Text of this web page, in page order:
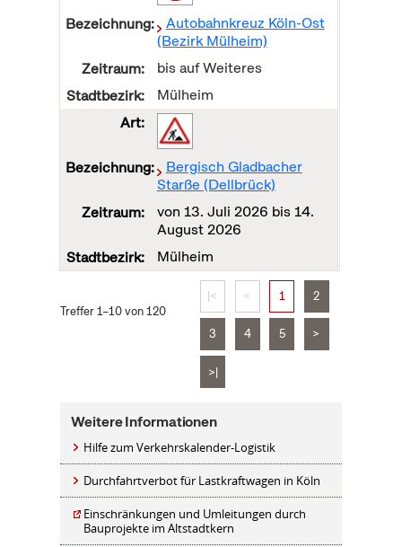
Autobahnkreuz Köln-Ost
(Bezirk Mülheim)
bis auf Weiteres
Mülheim
Bergisch Gladbacher
Starße (Dellbrück)
von 13. Juli 2026 bis14.
August 2026
Mülheim
Treffer 1–10 von 120
|< < 1 2
3 4 5 >
>|
Weitere Informationen
Hilfe zum Verkehrskalender-Logistik
Durchfahrtverbot für Lastkraftwagen in Köln
Einschränkungen und Umleitungen durch
Bauprojekte im Altstadtkern